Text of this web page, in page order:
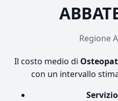
Regione
Il costo medio di
con un intervallo